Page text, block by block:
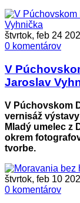
štvrtok, feb 24
0 komentárov
V
Jaroslav
V Púchovskom
vernisáž
Mladý umelec z
okrem
tvorbe.
štvrtok, feb 10
0 komentárov